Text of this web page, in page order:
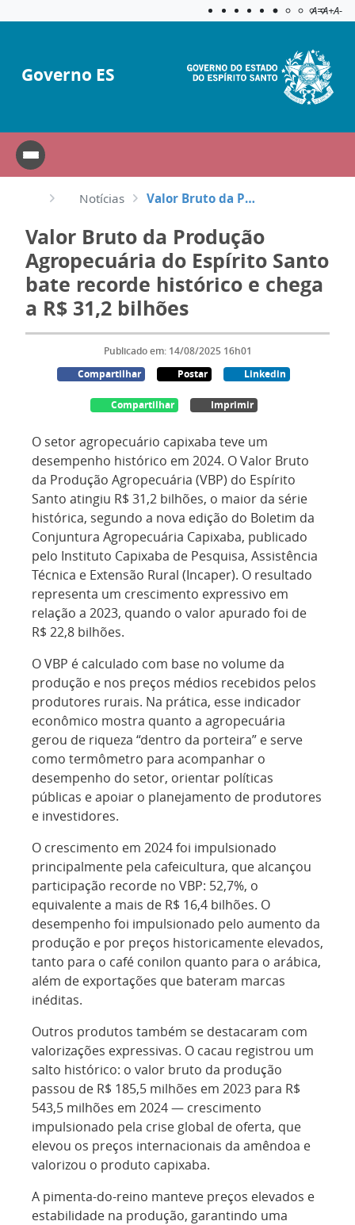
Aplicar
A=A+A-
Governo ES
Notícias Valor Bruto da Produção Agropecuária do Espírito Santo bate recorde histórico e chega a R$ 31,2 bilh...
Valor Bruto da Produção
Agropecuária do Espírito Santo
bate recorde histórico e chega
a R$ 31,2 bilhões
Publicado em: 14/08/2025 16h01
Compartilhar
Postar Linkedin
Compartilhar Imprimir
O setor agropecuário capixaba teve um
desempenho histórico em 2024. O Valor Bruto
da Produção Agropecuária (VBP) do Espírito
Santo atingiu R$ 31,2 bilhões, o maior da série
histórica, segundo a nova edição do Boletim da
Conjuntura Agropecuária Capixaba, publicado
pelo Instituto Capixaba de Pesquisa, Assistência
Técnica e Extensão Rural (Incaper). O resultado
representa um crescimento expressivo em
relação a 2023, quando o valor apurado foi de
R$ 22,8 bilhões.
O VBP é calculado com base no volume da
produção e nos preços médios recebidos pelos
produtores rurais. Na prática, esse indicador
econômico mostra quanto a agropecuária
gerou de riqueza “dentro da porteira” e serve
como termômetro para acompanhar o
desempenho do setor, orientar políticas
públicas e apoiar o planejamento de produtores
e investidores.
O crescimento em 2024 foi impulsionado
principalmente pela cafeicultura, que alcançou
participação recorde no VBP: 52,7%, o
equivalente a mais de R$ 16,4 bilhões. O
desempenho foi impulsionado pelo aumento da
produção e por preços historicamente elevados,
tanto para o café conilon quanto para o arábica,
além de exportações que bateram marcas
inéditas.
Outros produtos também se destacaram com
valorizações expressivas. O cacau registrou um
salto histórico: o valor bruto da produção
passou de R$ 185,5 milhões em 2023 para R$
543,5 milhões em 2024 — crescimento
impulsionado pela crise global de oferta, que
elevou os preços internacionais da amêndoa e
valorizou o produto capixaba.
A pimenta-do-reino manteve preços elevados e
estabilidade na produção, garantindo uma